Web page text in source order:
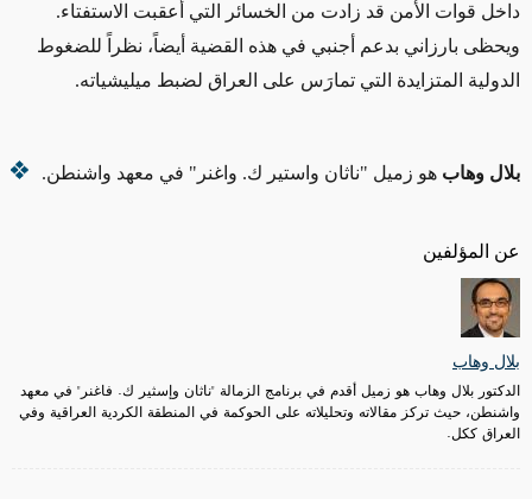
عن المؤلفين
بلال وهاب
الدكتور بلال وهاب هو زميل أقدم في برنامج الزمالة "ناثان وإسثير ك. فاغنر" في معهد
واشنطن، حيث تركز مقالاته وتحليلاته على الحوكمة في المنطقة الكردية العراقية وفي
العراق ككل.
داخل قوات الأمن قد زادت من الخسائر التي أعقبت الاستفتاء.
ويحظى بارزاني بدعم أجنبي في هذه القضية أيضاً، نظراً للضغوط
الدولية المتزايدة التي تمارَس على العراق لضبط ميليشياته.
بلال وهاب هو زميل "ناثان واستير ك. واغنر" في معهد واشنطن.